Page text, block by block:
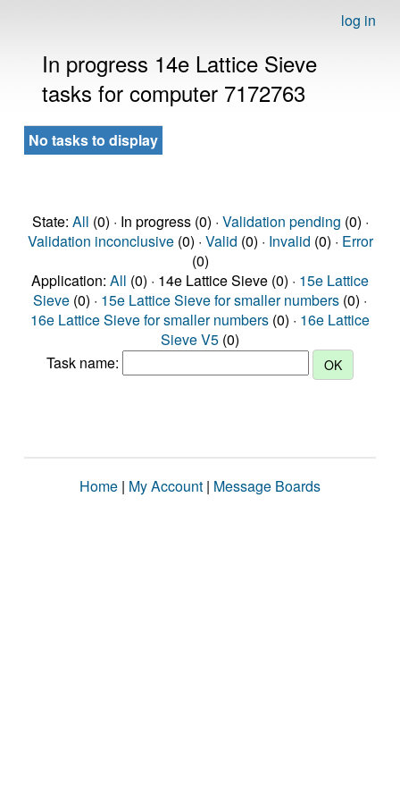
log in
In progress 14e Lattice Sieve
tasks for computer 7172763
No tasks to display
State: All (0) · In progress (0) · Validation pending (0) ·
Validation inconclusive(0) · Valid (0) · Invalid (0) · Error
(0)
Application: All (0) · 14e Lattice Sieve (0) · 15e Lattice
Sieve (0) · 15e Lattice Sieve for smaller numbers (0) ·
16e Lattice Sieve for smaller numbers (0) · 16e Lattice
Sieve V5 (0)
Task name:
Home | My Account | Message Boards